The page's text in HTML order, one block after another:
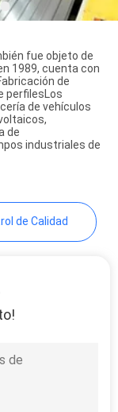
Ltd
fue objeto de
1989, cuenta con
de
perfilesLos
de vehículos
de
industriales de
de Calidad